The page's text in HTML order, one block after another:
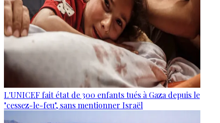
L'UNICEF fait état de 300 enfants tués à Gaza depuis le
"cessez-le-feu", sans mentionner Israël